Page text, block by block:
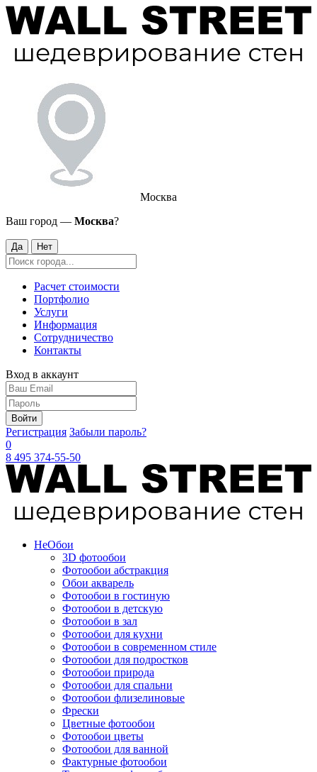
Москва
Ваш город — Москва?
Да Нет
Расчет стоимости
Портфолио
Услуги
Информация
Сотрудничество
Контакты
Вход в аккаунт
Войти
Регистрация Забыли пароль?
0
8 495 374-55-50
НеОбои
3D фотообои
Фотообои абстракция
Обои акварель
Фотообои в гостиную
Фотообои в детскую
Фотообои в зал
Фотообои для кухни
Фотообои в современном стиле
Фотообои для подростков
Фотообои природа
Фотообои для спальни
Фотообои флизелиновые
Фрески
Цветные фотообои
Фотообои цветы
Фотообои для ванной
Фактурные фотообои